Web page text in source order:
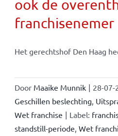
ook de
franchisenemer
Het gerechtshof Den Haag
Door Maaike Munnik | 28-07-
Geschillen beslechting
Wet franchise | Label:
standstill-periode Wet